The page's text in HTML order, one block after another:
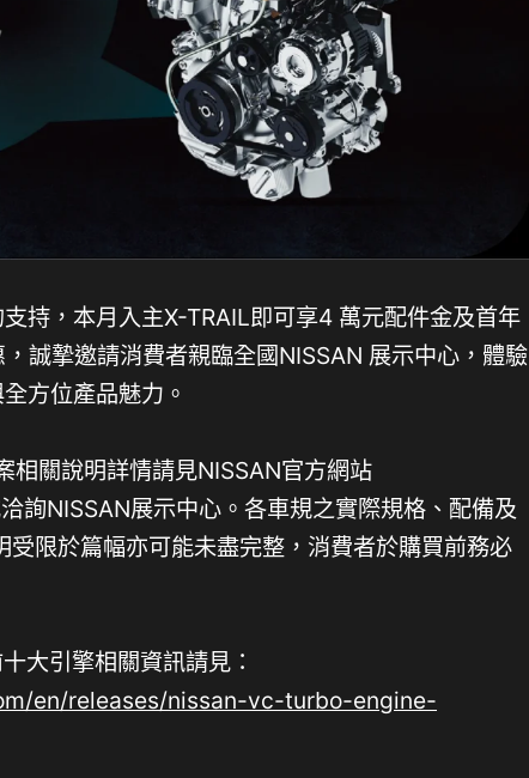
持，本月入主X-TRAIL即可享4 萬元配件金及首年
誠摯邀請消費者親臨全國NISSAN 展示中心，體驗
方位產品魅力。
相關說明詳情請見NISSAN官方網站
詢NISSAN展示中心。各車規之實際規格、配備及
受限於篇幅亦可能未盡完整，消費者於購買前務必
大引擎相關資訊請見：
en/releases/nissan-vc-turbo-engine-